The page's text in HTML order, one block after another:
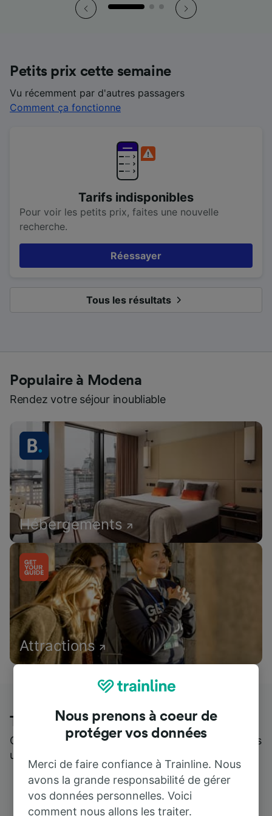
Petits prix cette semaine
Vu récemment par d'autres passagers
Comment ça fonctionne
Tarifs indisponibles
Pour voir les petits prix, faites une nouvelle
recherche.
Réessayer
Tous les résultats
Populaire à Modena
Rendez votre séjour inoubliable
Hébergements
Attractions
Trainline : l'avis de nos clients
Qui mieux pour parler de nous, que ceux qui nous
utilisent ?
Nous prenons à coeur de
protéger vos données
Merci de faire confiance à Trainline. Nous
avons la grande responsabilité de gérer
vos données personnelles. Voici
comment nous allons les traiter.